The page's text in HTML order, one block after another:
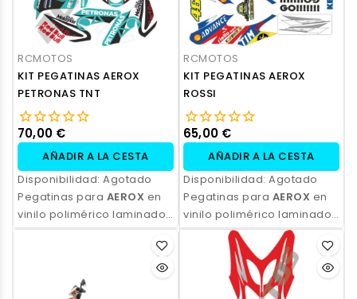
RCMOTOS
KIT PEGATINAS AEROX
PETRONAS TNT
70,00 €
AÑADIR A LA CESTA
Disponibilidad: Agotado
Pegatinas para AEROX en
vinilo polimérico laminado,
impresas con tinta
profesional y opción de
RCMOTOS
KIT PEGATINAS AEROX
ROSSI
65,00 €
AÑADIR A LA CESTA
Disponibilidad: Agotado
Pegatinas para AEROX en
vinilo polimérico laminado,
impresas con tinta
ecosolvente. Alta
resistencia, acabado
profesional y opción de